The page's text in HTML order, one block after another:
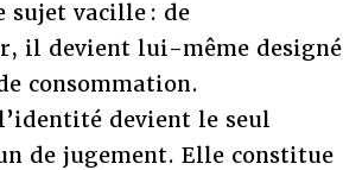
vacille : de
il devient lui-même designé
consommation.
devient le seul
de jugement. Elle constitue